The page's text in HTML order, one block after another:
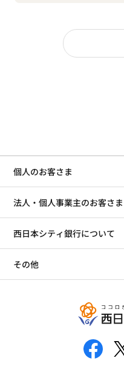
個人のお客さま
法人・個人事業主のお客さま
西日本シティ銀行について
その他